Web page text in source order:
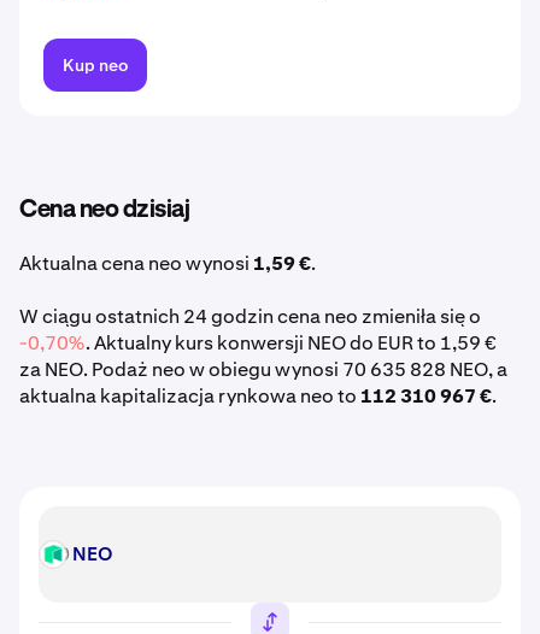
Kup neo
Cena neo dzisiaj
Aktualna cena neo wynosi 1,59 €.
W ciągu ostatnich 24 godzin cena neo zmieniła się o
-0,70%. Aktualny kurs konwersji NEO do EUR to 1,59 €
za NEO. Podaż neo w obiegu wynosi 70 635 828 NEO, a
aktualna kapitalizacja rynkowa neo to 112 310 967 €.
NEO NEO